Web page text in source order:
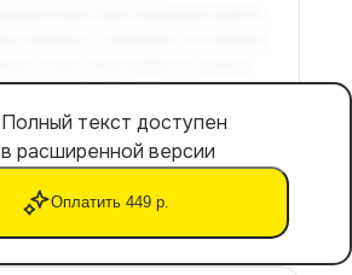
Полный текст доступен
в расширенной версии
Оплатить 449 р.